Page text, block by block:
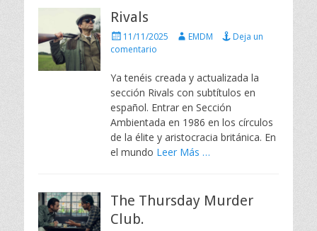
Rivals
P
u
l
c
a
d
o
e
11/11/2025
A
o
EMDM
Deja un
comentario
Ya tenéis creada y actualizada la
sección Rivals con subtítulos en
español. Entrar en Sección
Ambientada en 1986 en los círculos
de la élite y aristocracia británica. En
el mundo Leer Más …
The Thursday Murder
Club.